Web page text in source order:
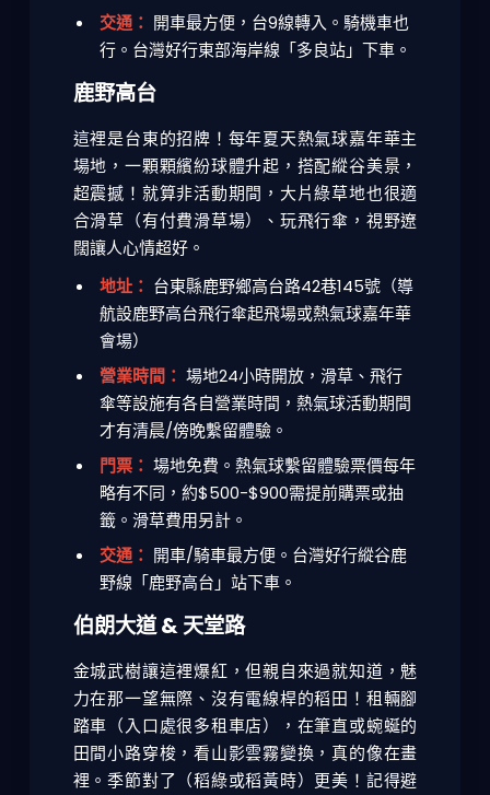
交通： 開車最方便，台9線轉入。騎機車也
行。台灣好行東部海岸線「多良站」下車。
鹿野高台
這裡是台東的招牌！每年夏天熱氣球嘉年華主
場地，一顆顆繽紛球體升起，搭配縱谷美景，
超震撼！就算非活動期間，大片綠草地也很適
合滑草（有付費滑草場）、玩飛行傘，視野遼
闊讓人心情超好。
地址： 台東縣鹿野鄉高台路42巷145號（導
航設鹿野高台飛行傘起飛場或熱氣球嘉年華
會場）
營業時間： 場地24小時開放，滑草、飛行
傘等設施有各自營業時間，熱氣球活動期間
才有清晨/傍晚繫留體驗。
門票： 場地免費。熱氣球繫留體驗票價每年
略有不同，約$500-$900需提前購票或抽
籤。滑草費用另計。
交通： 開車/騎車最方便。台灣好行縱谷鹿
野線「鹿野高台」站下車。
伯朗大道 & 天堂路
金城武樹讓這裡爆紅，但親自來過就知道，魅
力在那一望無際、沒有電線桿的稻田！租輛腳
踏車（入口處很多租車店），在筆直或蜿蜒的
田間小路穿梭，看山影雲霧變換，真的像在畫
裡。季節對了（稻綠或稻黃時）更美！記得避